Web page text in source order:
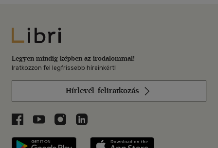
Libri
Legyen mindig képben az irodalommal!
Iratkozzon fel legfrissebb híreinkért!
Hírlevél-feliratkozás
Libri a Facebookon
Libri a Youtube-on
Libri az Instagramon
Libri a LinkedInen
Libri applikáció Szerezd meg: Google